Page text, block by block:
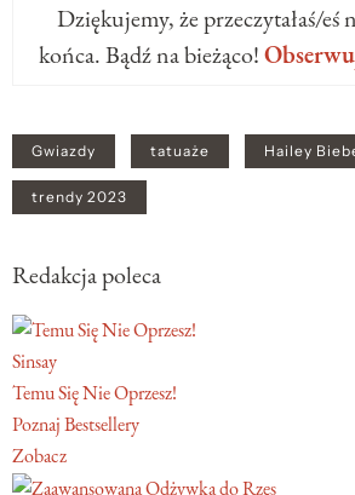
Dziękujemy, że przeczytałaś/eś
końca. Bądź na bieżąco!
Gwiazdy tatuaże Hailey
trendy 2023
Redakcja poleca
Sinsay
Temu Się Nie Oprzesz!
Poznaj Bestsellery
Zobacz